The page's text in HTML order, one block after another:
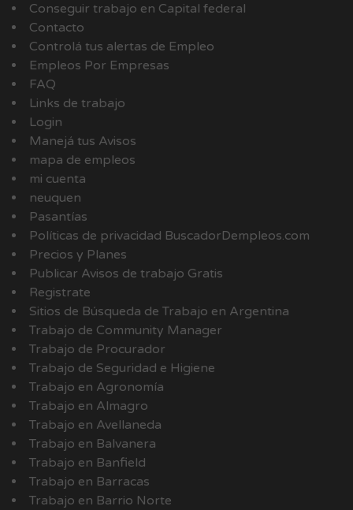
Conseguir trabajo en Capital federal
Contacto
Controlá tus alertas de Empleo
Empleos Por Empresas
FAQ
Links de trabajo
Login
Manejá tus Avisos
mapa de empleos
mi cuenta
neuquen
Pasantías
Políticas de privacidad BuscadorDempleos.com
Precios y Planes
Publicar Avisos de trabajo Gratis
Registrate
Sitios de Búsqueda de Trabajo en Argentina
Trabajo de Community Manager
Trabajo de Procurador
Trabajo de Seguridad e Higiene
Trabajo en Agronomía
Trabajo en Almagro
Trabajo en Avellaneda
Trabajo en Balvanera
Trabajo en Banfield
Trabajo en Barracas
Trabajo en Barrio Norte